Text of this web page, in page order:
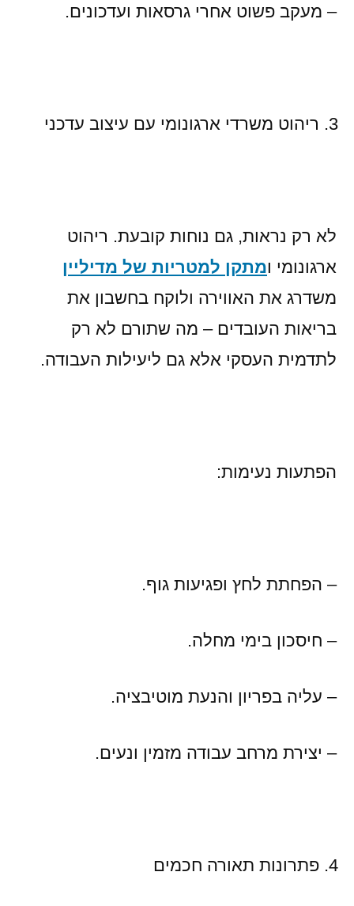
– מעקב פשוט אחרי גרסאות ועדכונים.
ריהוט משרדי ארגונומי עם עיצוב עדכני
לא רק נראות, גם נוחות קובעת. ריהוט
ארגונומי ומתקן למטריות של מדיליין
משדרג את האווירה ולוקח בחשבון את
בריאות העובדים – מה שתורם לא רק
לתדמית העסקי אלא גם ליעילות העבודה.
הפתעות נעימות:
– הפחתת לחץ ופגיעות גוף.
– חיסכון בימי מחלה.
– עליה בפריון והנעת מוטיבציה.
– יצירת מרחב עבודה מזמין ונעים.
פתרונות תאורה חכמים